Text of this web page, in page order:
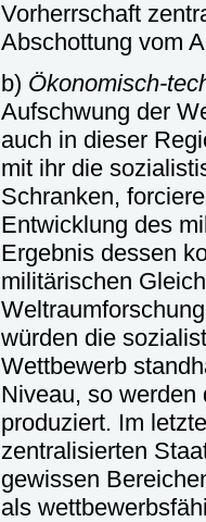
Vorherrschaft
Abschottung vom
b) Ökonomisch-
Aufschwung der
auch in dieser
mit ihr die
Schranken,
Entwicklung des
Ergebnis dessen
militärischen
würden die
Wettbewerb
Niveau, so werden
produziert. Im
zentralisierten
gewissen
als